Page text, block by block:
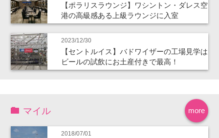
【ポラリスラウンジ】ワシントン・ダレス空
港の高級感ある上級ラウンジに入室
2023/12/30
【セントルイス】バドワイザーの工場見学は
ビールの試飲にお土産付きで最高！
more
マイル
2018/07/01